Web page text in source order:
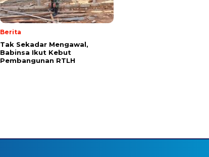
Berita
Tak Sekadar Mengawal,
Babinsa Ikut Kebut
Pembangunan RTLH